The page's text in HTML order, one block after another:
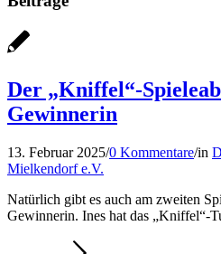
Der „Kniffel“-
Gewinnerin
13. Februar 2025/0 Kommentare/in
Mielkendorf e.V.
Natürlich gibt es auch am zweiten
Gewinnerin. Ines hat das „Kniffel“-